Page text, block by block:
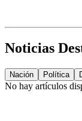
Noticias
Nación Política
No hay artículos